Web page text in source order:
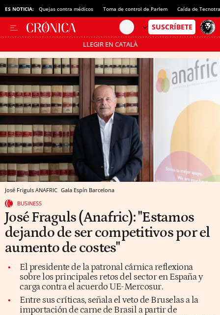
ES NOTICIA: Quejas contra médicos Toma de control de Parlem Caída de
LLEGIR EN CATALÀ
Pásate al MODO AHORRO
José Friguls ANAFRIC Gala Espín Barcelona
BUSINESS
José Fraguls (Anafric): "Estamos
dejando de ser competitivos por el
aumento de costes"
El presidente de la patronal cárnica reflexiona
sobre los principales retos del sector en España y
carga contra el acuerdo UE-Mercosur.
Entre sus críticas, señala el veto de Bruselas a la
importación de carne de Brasil a partir de